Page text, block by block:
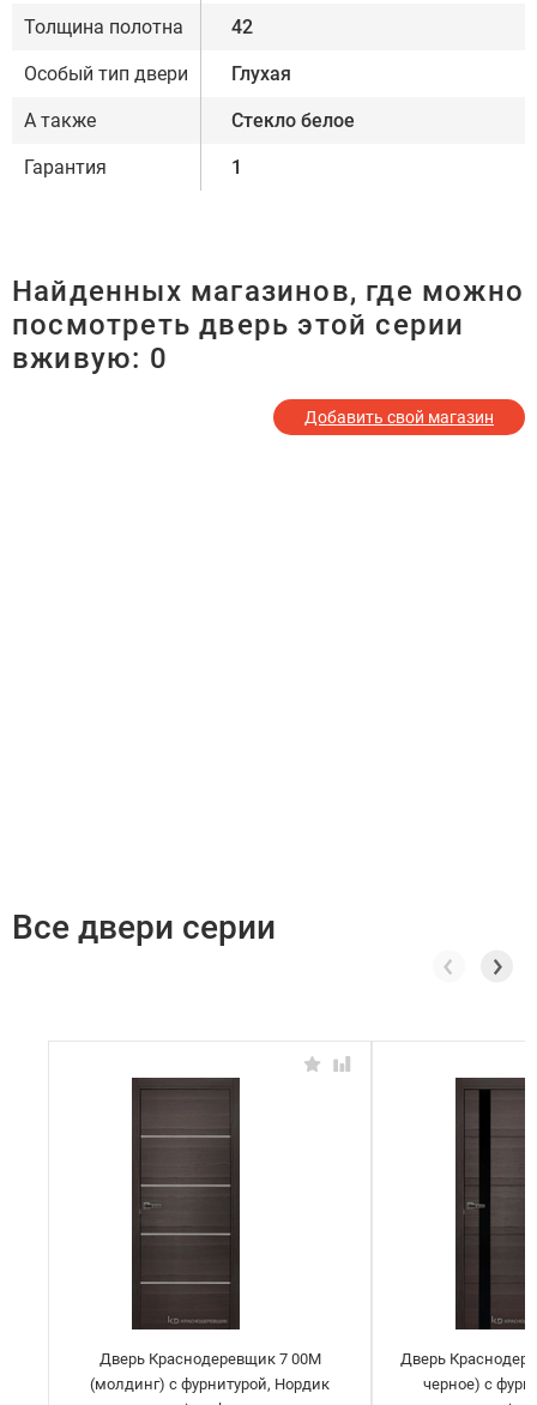
Толщина полотна 42
Особый тип двери Глухая
А также Стекло белое
Гарантия 1
Найденных магазинов, где можно
посмотреть дверь этой серии
вживую: 0
Добавить свой магазин
Все двери серии
Дверь Краснодеревщик 7 00М
(молдинг) с фурнитурой, Нордик
Дверь
черное) с